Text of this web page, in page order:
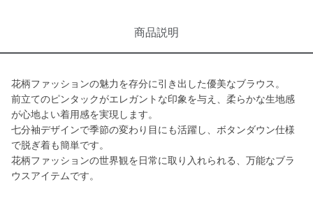
商品説明
花柄ファッションの魅力を存分に引き出した優美なブラウス。
前立てのピンタックがエレガントな印象を与え、柔らかな生地感
が心地よい着用感を実現します。
七分袖デザインで季節の変わり目にも活躍し、ボタンダウン仕様
で脱ぎ着も簡単です。
花柄ファッションの世界観を日常に取り入れられる、万能なブラ
ウスアイテムです。